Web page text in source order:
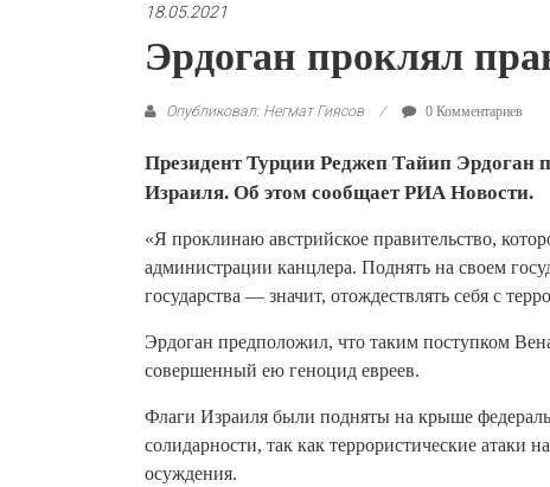
18.05.2021
Эрдоган проклял
Опубликовал: Негмат Гиясов 0 Комментариев
Президент Турции Реджеп Тайип Эрдоган
Израиля. Об этом сообщает РИА Новости.
«Я проклинаю австрийское правительство,
администрации канцлера. Поднять на своем
государства — значит, отождествлять себя с
Эрдоган предположил, что таким поступком
совершенный ею геноцид евреев.
Флаги Израиля были подняты на крыше
солидарности, так как террористические атаки
осуждения.